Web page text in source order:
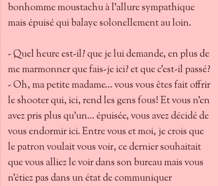
bonhomme moustachu à l'allure sympathique
mais épuisé qui balaye solonellement au loin.
- Quel heure est-il? que je lui demande, en plus de
me marmonner que fais-je ici? et que c'est-il passé?
- Oh, ma petite madame... vous vous êtes fait offrir
le shooter qui, ici, rend les gens fous! Et vous n'en
avez pris plus qu'un... épuisée, vous avez décidé de
vous endormir ici. Entre vous et moi, je crois que
le patron voulait vous voir, ce dernier souhaitait
que vous alliez le voir dans son bureau mais vous
n'étiez pas dans un état de communiquer